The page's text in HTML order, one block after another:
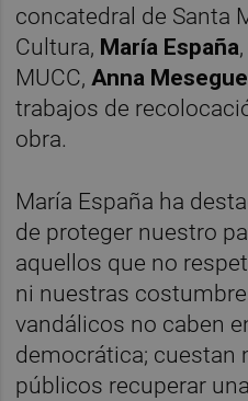
concatedral de Santa
Cultura, María España
MUCC,Anna
trabajos de
obra.
María España ha
de proteger nuestro
aquellos que no
ni nuestras
vandálicos no caben
democrática; cuestan
públicos recuperar